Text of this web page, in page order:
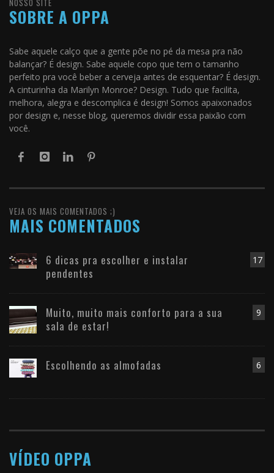
SOBRE A OPPA
Sabe aquele calço que a gente põe no pé da mesa pra não
balançar? É design. Sabe aquele copo que tem o tamanho
perfeito pra você beber a cerveja antes de esquentar? É design.
A cinturinha da Marilyn Monroe? Design. Tudo que facilita,
melhora, alegra e descomplica é design! Somos apaixonados
por design e, nesse blog, queremos dividir essa paixão com
você.
VEJA OS MAIS COMENTADOS ;)
MAIS COMENTADOS
17
6 dicas pra escolher e instalar
pendentes
9
Muito, muito mais conforto para a sua
sala de estar!
6
Escolhendo as almofadas
VÍDEO OPPA